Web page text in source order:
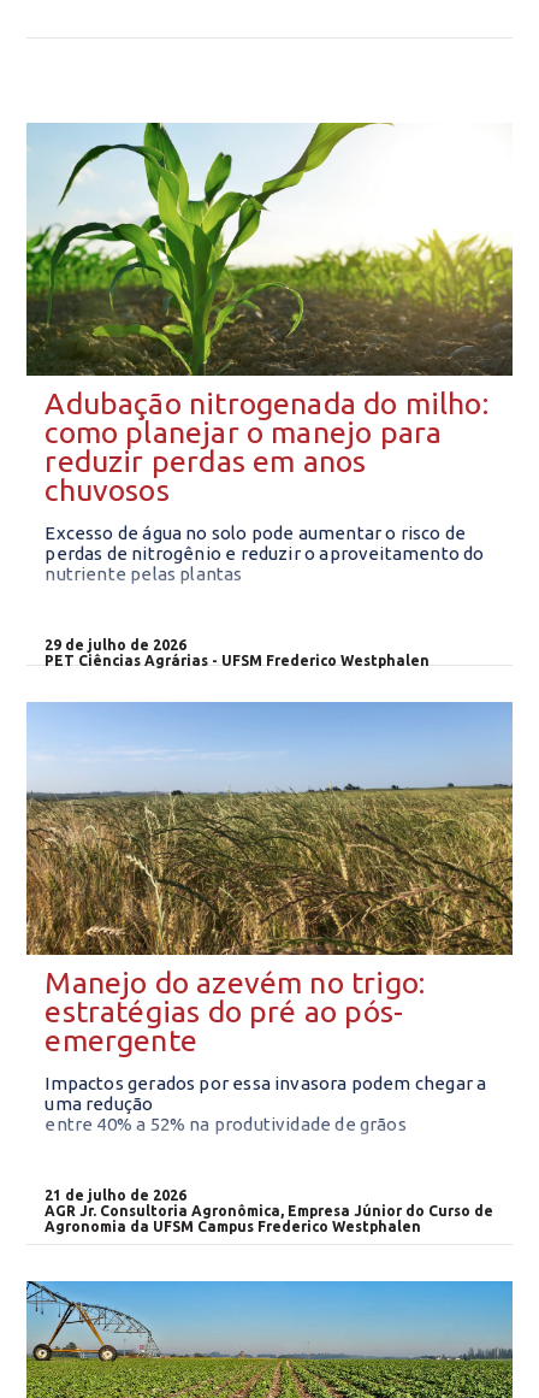
Adubação nitrogenada do milho:
como planejar o manejo para
reduzir perdas em anos
chuvosos
Excesso de água no solo pode aumentar o risco de
perdas de nitrogênio e reduzir o aproveitamento do
nutriente pelas plantas
29 de julho de 2026
PET Ciências Agrárias - UFSM Frederico Westphalen
Manejo do azevém no trigo:
estratégias do pré ao pós-
emergente
Impactos gerados por essa invasora podem chegar a
uma redução
entre 40% a 52% na produtividade de grãos
21 de julho de 2026
AGR Jr. Consultoria Agronômica, Empresa Júnior do Curso de
Agronomia da UFSM Campus Frederico Westphalen